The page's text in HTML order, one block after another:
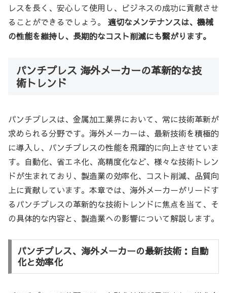
レスを長く、安心して使用し、ビジネスの成功に貢献させ
ることができるでしょう。 適切なメンテナンスは、機械
の性能を維持し、長期的なコスト削減にも繋がります。
パンチプレス 海外メーカーの革新的な技
術トレンド
パンチプレスは、金属加工業界において、常に技術革新が
求められる分野です。海外メーカーは、最新技術を積極的
に導入し、パンチプレスの性能を飛躍的に向上させていま
す。自動化、省エネ化、高精度化など、様々な技術トレン
ドが生まれており、製造業の効率化、コスト削減、品質向
上に貢献しています。本章では、海外メーカーがリードす
るパンチプレスの革新的な技術トレンドに焦点を当て、そ
の具体的な内容と、製造業への影響について解説します。
パンチプレス、海外メーカーの最新技術：自動
化と効率化